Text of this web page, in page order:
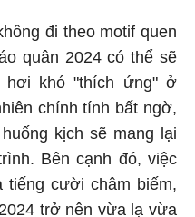
đi theo motif quen
quân 2024 có thể sẽ
hơi khó "thích ứng" ở
chính tính bất ngờ,
kịch sẽ mang lại
Bên cạnh đó, việc
cười châm biếm,
trở nên vừa lạ vừa